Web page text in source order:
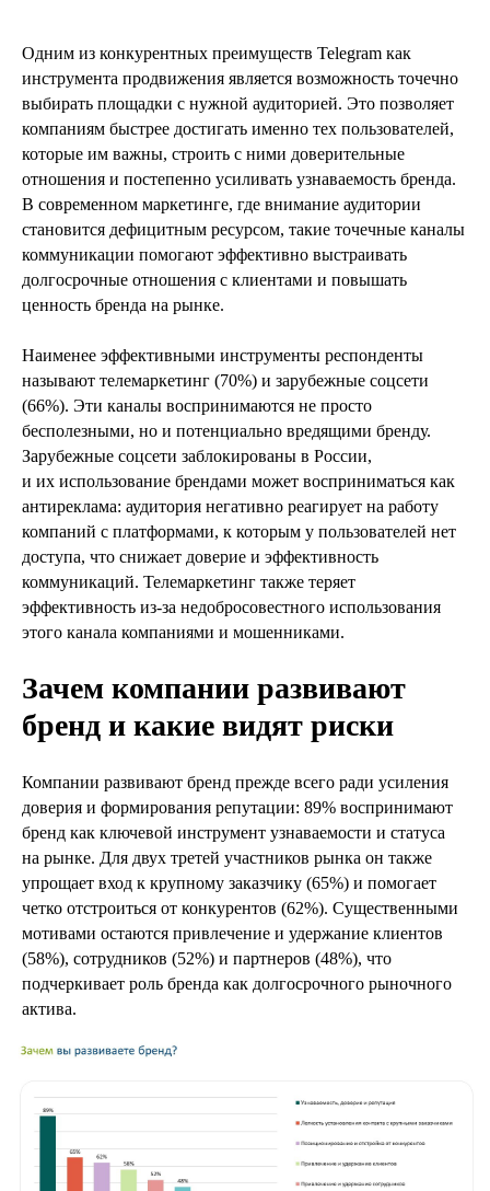
Одним из конкурентных преимуществ Telegram как
инструмента продвижения является возможность точечно
выбирать площадки с нужной аудиторией. Это позволяет
компаниям быстрее достигать именно тех пользователей,
которые им важны, строить с ними доверительные
отношения и постепенно усиливать узнаваемость бренда.
В современном маркетинге, где внимание аудитории
становится дефицитным ресурсом, такие точечные каналы
коммуникации помогают эффективно выстраивать
долгосрочные отношения с клиентами и повышать
ценность бренда на рынке.
Наименее эффективными инструменты респонденты
называют телемаркетинг (70%) и зарубежные соцсети
(66%). Эти каналы воспринимаются не просто
бесполезными, но и потенциально вредящими бренду.
Зарубежные соцсети заблокированы в России,
и их использование брендами может восприниматься как
антиреклама: аудитория негативно реагирует на работу
компаний с платформами, к которым у пользователей нет
доступа, что снижает доверие и эффективность
коммуникаций. Телемаркетинг также теряет
эффективность из‑за недобросовестного использования
этого канала компаниями и мошенниками.
Зачем компании развивают
бренд и какие видят риски
Компании развивают бренд прежде всего ради усиления
доверия и формирования репутации: 89% воспринимают
бренд как ключевой инструмент узнаваемости и статуса
на рынке. Для двух третей участников рынка он также
упрощает вход к крупному заказчику (65%) и помогает
четко отстроиться от конкурентов (62%). Существенными
мотивами остаются привлечение и удержание клиентов
(58%), сотрудников (52%) и партнеров (48%), что
подчеркивает роль бренда как долгосрочного рыночного
актива.